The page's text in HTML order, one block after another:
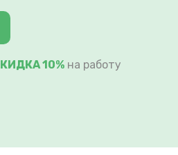
10% на работу